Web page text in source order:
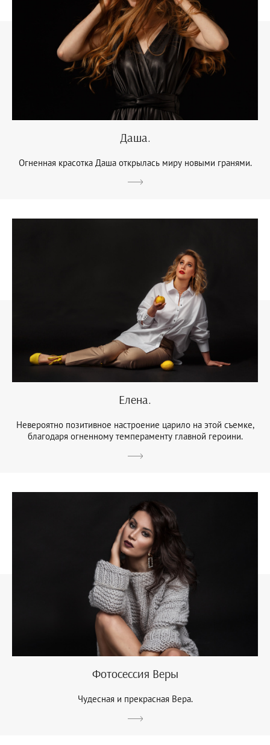
Даша.
Огненная красотка Даша открылась миру новыми гранями.
Елена.
Невероятно позитивное настроение царило на этой съемке,
благодаря огненному темпераменту главной героини.
Фотосессия Веры
Чудесная и прекрасная Вера.